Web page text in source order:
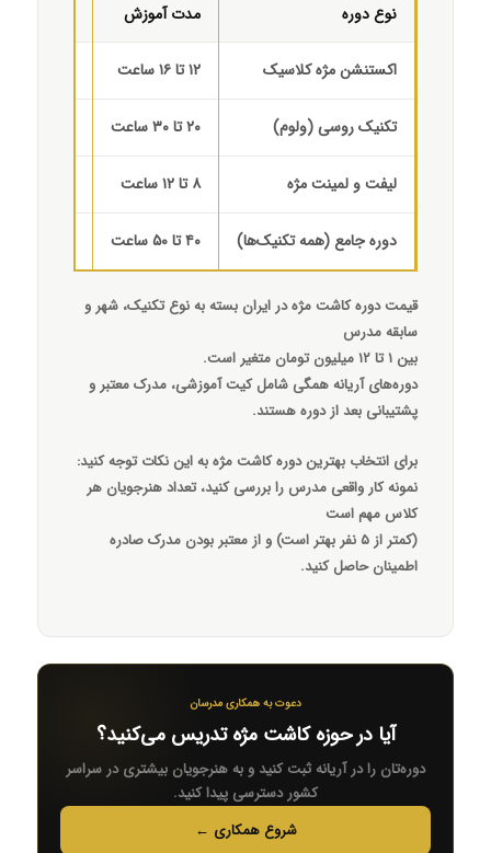
نوع دوره مدت آموزش
اکستنشن مژه کلاسیک ۱۲ تا ۱۶ ساعت
تکنیک روسی (ولوم) ۲۰ تا ۳۰ ساعت
لیفت و لمینت مژه ۸ تا ۱۲ ساعت
دوره جامع (همه تکنیک‌ها) ۴۰ تا ۵۰ ساعت
قیمت دوره کاشت مژه در ایران بسته به نوع تکنیک، شهر و
سابقه مدرس
بین ۱ تا ۱۲ میلیون تومان متغیر است.
دوره‌های آریانه همگی شامل کیت آموزشی، مدرک معتبر و
پشتیبانی بعد از دوره هستند.
برای انتخاب بهترین دوره کاشت مژه به این نکات توجه کنید:
نمونه کار واقعی مدرس را بررسی کنید، تعداد هنرجویان هر
کلاس مهم است
(کمتر از ۵ نفر بهتر است) و از معتبر بودن مدرک صادره
اطمینان حاصل کنید.
دعوت به همکاری مدرسان
آیا در حوزه کاشت مژه تدریس می‌کنید؟
دوره‌تان را در آریانه ثبت کنید و به هنرجویان بیشتری در سراسر
کشور دسترسی پیدا کنید.
شروع همکاری ←